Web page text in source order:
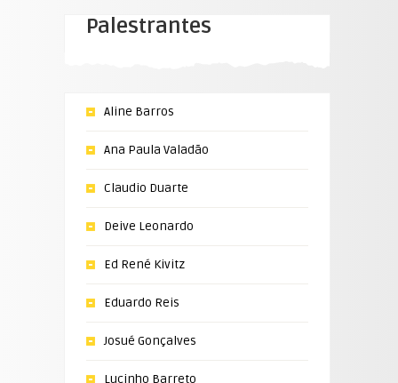
Palestrantes
Aline Barros
Ana Paula Valadão
Claudio Duarte
Deive Leonardo
Ed René Kivitz
Eduardo Reis
Josué Gonçalves
Lucinho Barreto